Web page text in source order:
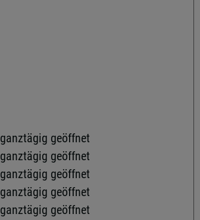
ganztägig geöffnet
ganztägig geöffnet
ganztägig geöffnet
ganztägig geöffnet
ganztägig geöffnet